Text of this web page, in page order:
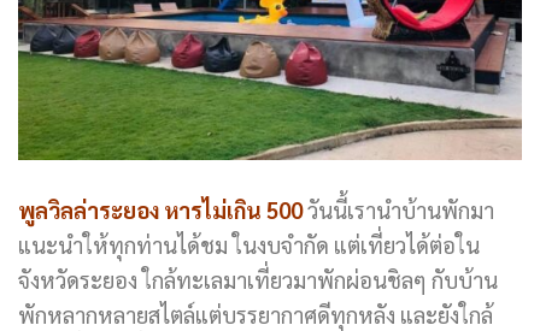
พูลวิลล่าระยอง หารไม่เกิน 500วันนี้เรานำบ้านพักมา
แนะนำให้ทุกท่านได้ชม ในงบจำกัด แต่เที่ยวได้ต่อใน
จังหวัดระยอง ใกล้ทะเลมาเที่ยวมาพักผ่อนชิลๆ กับบ้าน
พักหลากหลายสไตล์แต่บรรยากาศดีทุกหลัง และยังใกล้